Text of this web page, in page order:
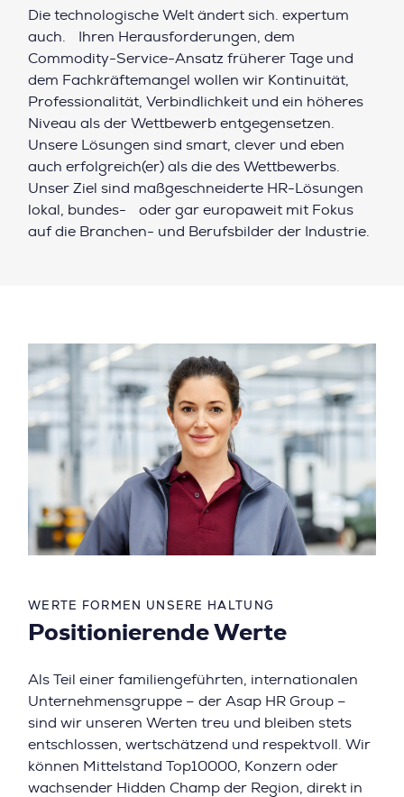
Die technologische Welt ändert sich. expertum
auch. Ihren Herausforderungen, dem
Commodity-Service-Ansatz früherer Tage und
dem Fachkräftemangel wollen wir Kontinuität,
Professionalität, Verbindlichkeit und ein höheres
Niveau als der Wettbewerb entgegensetzen.
Unsere Lösungen sind smart, clever und eben
auch erfolgreich(er) als die des Wettbewerbs.
Unser Ziel sind maßgeschneiderte HR-Lösungen
lokal, bundes- oder gar europaweit mit Fokus
auf die Branchen- und Berufsbilder der Industrie.
WERTE FORMEN UNSERE HALTUNG
Positionierende Werte
Als Teil einer familiengeführten, internationalen
Unternehmensgruppe – der Asap HR Group –
sind wir unseren Werten treu und bleiben stets
entschlossen, wertschätzend und respektvoll. Wir
können Mittelstand Top10000, Konzern oder
wachsender Hidden Champ der Region, direkt in